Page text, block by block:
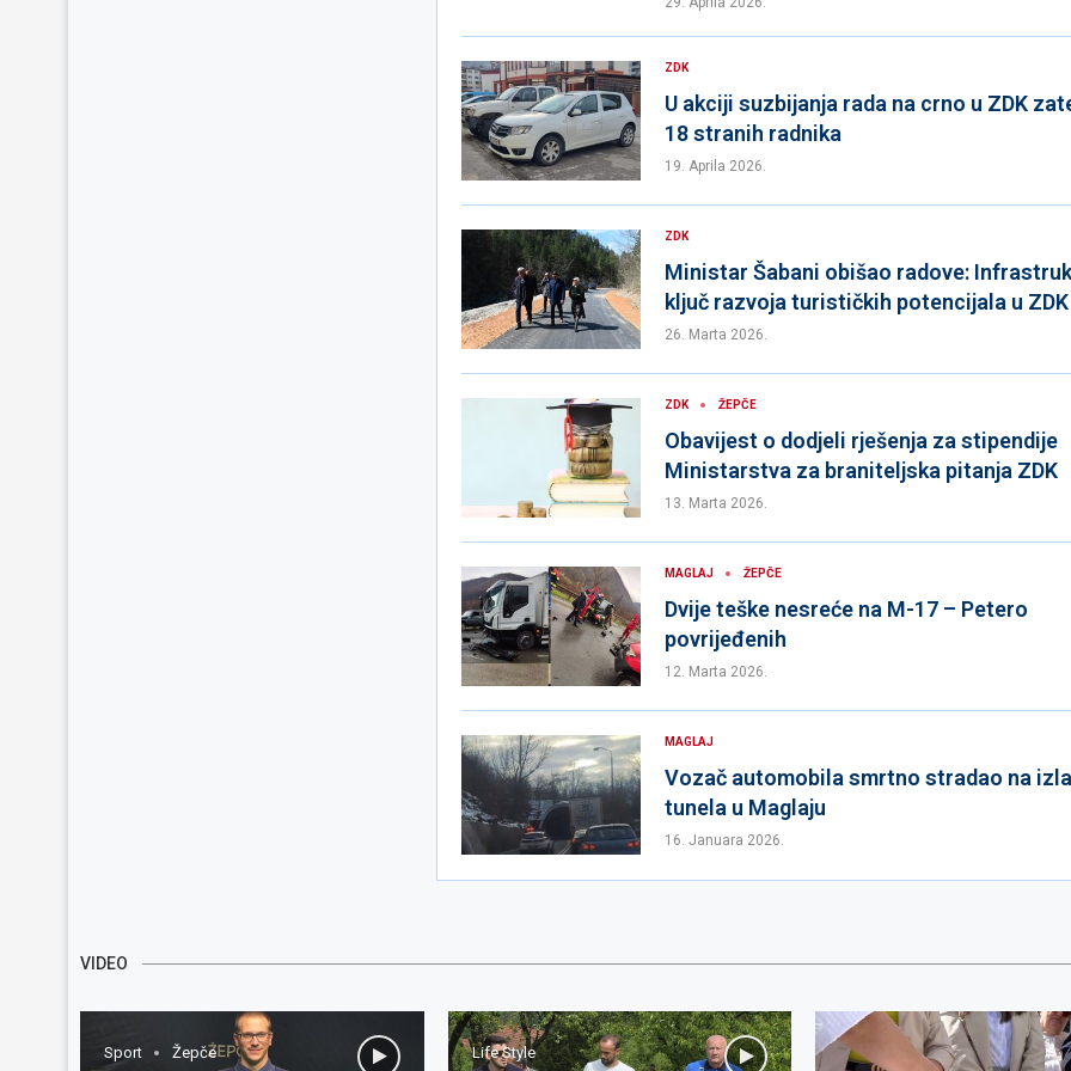
ZDK
U akciji suzbijanja rada na crno u ZDK
18 stranih radnika
19. Aprila 2026.
ZDK
Ministar Šabani obišao radove:
ključ razvoja turističkih potencijala u ZDK
26. Marta 2026.
ZDK ŽEPČE
Obavijest o dodjeli rješenja za stipendije
Ministarstva za braniteljska pitanja ZDK
13. Marta 2026.
MAGLAJ ŽEPČE
Dvije teške nesreće na M-17 – Petero
povrijeđenih
12. Marta 2026.
MAGLAJ
Vozač automobila smrtno stradao na
tunela u Maglaju
16. Januara 2026.
VIDEO
Sport Žepče Life Style